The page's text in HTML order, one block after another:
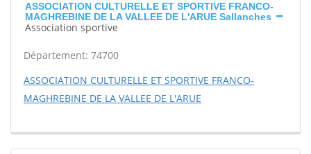
ASSOCIATION CULTURELLE ET SPORTIVE FRANCO-
MAGHREBINE DE LA VALLEE DE L'ARUE Sallanches
Association sportive
Département: 74700
ASSOCIATION CULTURELLE ET SPORTIVE FRANCO-
MAGHREBINE DE LA VALLEE DE L'ARUE